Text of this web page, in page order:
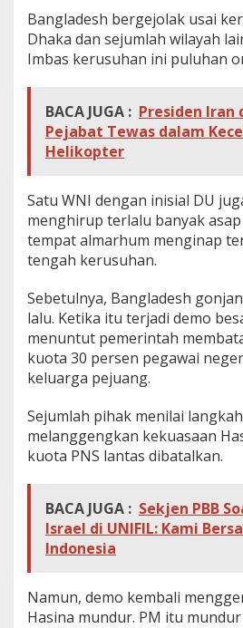
Bangladesh bergejolak usai
Dhaka dan sejumlah wilayah
Imbas kerusuhan ini puluhan
BACA JUGA : Presiden Iran
Pejabat Tewas dalam
Helikopter
Satu WNI dengan inisial DU
menghirup terlalu banyak
tempat almarhum menginap
tengah kerusuhan.
Sebetulnya, Bangladesh
lalu. Ketika itu terjadi demo
menuntut pemerintah
kuota 30 persen pegawai
keluarga pejuang.
Sejumlah pihak menilai
melanggengkan kekuasaan
kuota PNS lantas dibatalkan.
BACA JUGA : Sekjen PBB
Israel di UNIFIL: Kami
Indonesia
Namun, demo kembali
Hasina mundur. PM itu